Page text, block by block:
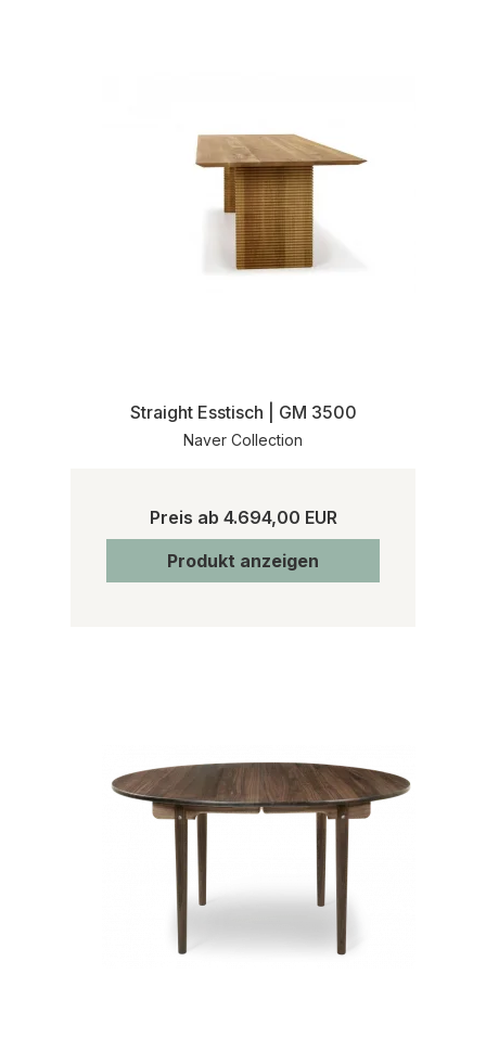
Straight Esstisch | GM 3500
Naver Collection
Preis ab 4.694,00 EUR
Produkt anzeigen